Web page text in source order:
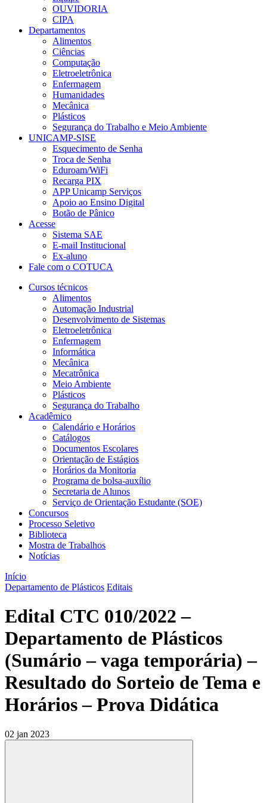
OUVIDORIA
CIPA
Departamentos
Alimentos
Ciências
Computação
Eletroeletrônica
Enfermagem
Humanidades
Mecânica
Plásticos
Segurança do Trabalho e Meio Ambiente
UNICAMP-SISE
Esquecimento de Senha
Troca de Senha
Eduroam/WiFi
Recarga PIX
APP Unicamp Serviços
Apoio ao Ensino Digital
Botão de Pânico
Acesse
Sistema SAE
E-mail Institucional
Ex-aluno
Fale com o COTUCA
Cursos técnicos
Alimentos
Automação Industrial
Desenvolvimento de Sistemas
Eletroeletrônica
Enfermagem
Informática
Mecânica
Mecatrônica
Meio Ambiente
Plásticos
Segurança do Trabalho
Acadêmico
Calendário e Horários
Catálogos
Documentos Escolares
Orientação de Estágios
Horários da Monitoria
Programa de bolsa-auxílio
Secretaria de Alunos
Serviço de Orientação Estudante (SOE)
Concursos
Processo Seletivo
Biblioteca
Mostra de Trabalhos
Notícias
Início
Departamento de Plásticos Editais
Edital CTC 010/2022 –
Departamento de Plásticos
(Sumário – vaga temporária) –
Resultado do Sorteio de Tema e
Horários – Prova Didática
02 jan 2023